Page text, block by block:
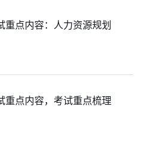
点内容：人力资源规划
点内容，考试重点梳理